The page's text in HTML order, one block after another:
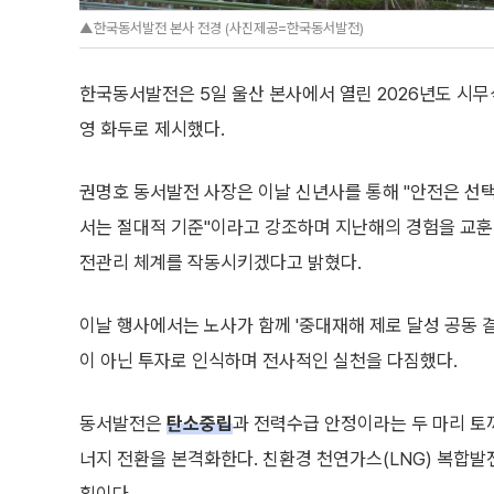
▲한국동서발전 본사 전경 (사진제공=한국동서발전)
한국동서발전은 5일 울산 본사에서 열린 2026년도 시
영 화두로 제시했다.
권명호 동서발전 사장은 이날 신년사를 통해 "안전은 선
서는 절대적 기준"이라고 강조하며 지난해의 경험을 교
전관리 체계를 작동시키겠다고 밝혔다.
이날 행사에서는 노사가 함께 '중대재해 제로 달성 공동
이 아닌 투자로 인식하며 전사적인 실천을 다짐했다.
동서발전은 탄소중립과 전력수급 안정이라는 두 마리
너지 전환을 본격화한다. 친환경 천연가스(LNG) 복합